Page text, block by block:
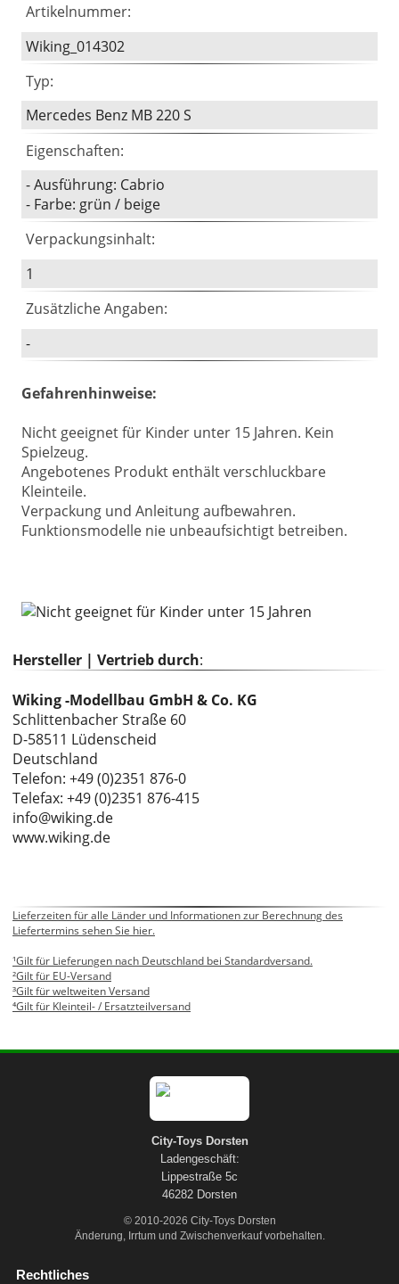
Artikelnummer:
Wiking_014302
Typ:
Mercedes Benz MB 220 S
Eigenschaften:
- Ausführung: Cabrio
- Farbe: grün / beige
Verpackungsinhalt:
1
Zusätzliche Angaben:
-
Gefahrenhinweise:
Nicht geeignet für Kinder unter 15 Jahren. Kein
Spielzeug.
Angebotenes Produkt enthält verschluckbare
Kleinteile.
Verpackung und Anleitung aufbewahren.
Funktionsmodelle nie unbeaufsichtigt betreiben.
Hersteller | Vertrieb durch:
Wiking -Modellbau GmbH & Co. KG
Schlittenbacher Straße 60
D-58511 Lüdenscheid
Deutschland
Telefon: +49 (0)2351 876-0
Telefax: +49 (0)2351 876-415
info@wiking.de
www.wiking.de
Lieferzeiten für alle Länder und Informationen zur Berechnung des
Liefertermins sehen Sie hier.
¹Gilt für Lieferungen nach Deutschland bei Standardversand.
²Gilt für EU-Versand
³Gilt für weltweiten Versand
⁴Gilt für Kleinteil- / Ersatzteilversand
City-Toys Dorsten
Ladengeschäft:
Lippestraße 5c
46282 Dorsten
© 2010-2026 City-Toys Dorsten
Änderung, Irrtum und Zwischenverkauf vorbehalten.
Rechtliches